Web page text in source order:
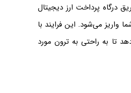
درگاه پرداخت ارز دیجیتال
می‌شود. این فرایند با
تا به راحتی به ترون مورد